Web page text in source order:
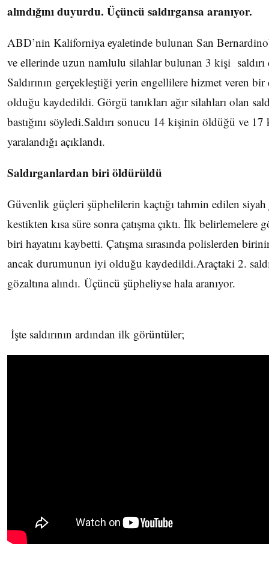
alındığını duyurdu. Üçüncü saldırgansa aranıyor.
ABD’nin Kaliforniya eyaletinde bulunan San
ve ellerinde uzun namlulu silahlar bulunan 3 kişi saldırı
Saldırının gerçekleştiği yerin engellilere hizmet veren
olduğu kaydedildi. Görgü tanıkları ağır silahları olan
bastığını söyledi.Saldırı sonucu 14 kişinin öldüğü ve
yaralandığı açıklandı.
Saldırganlardan biri öldürüldü
Güvenlik güçleri şüphelilerin kaçtığı tahmin edilen
kestikten kısa süre sonra çatışma çıktı. İlk belirlemelere
biri hayatını kaybetti. Çatışma sırasında polislerden
ancak durumunun iyi olduğu kaydedildi.Araçtaki 2.
gözaltına alındı. Üçüncü şüpheliyse hala aranıyor.
İşte saldırının ardından ilk görüntüler;